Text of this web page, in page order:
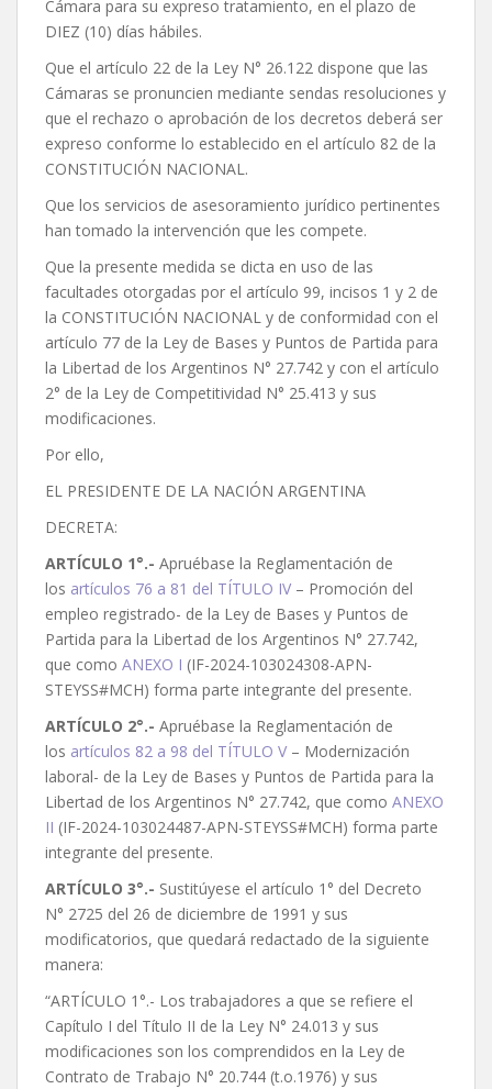
Cámara para su expreso tratamiento, en el plazo de
DIEZ (10) días hábiles.
Que el artículo 22 de la Ley N° 26.122 dispone que las
Cámaras se pronuncien mediante sendas resoluciones y
que el rechazo o aprobación de los decretos deberá ser
expreso conforme lo establecido en el artículo 82 de la
CONSTITUCIÓN NACIONAL.
Que los servicios de asesoramiento jurídico pertinentes
han tomado la intervención que les compete.
Que la presente medida se dicta en uso de las
facultades otorgadas por el artículo 99, incisos 1 y 2 de
la CONSTITUCIÓN NACIONAL y de conformidad con el
artículo 77 de la Ley de Bases y Puntos de Partida para
la Libertad de los Argentinos N° 27.742 y con el artículo
2° de la Ley de Competitividad N° 25.413 y sus
modificaciones.
Por ello,
EL PRESIDENTE DE LA NACIÓN ARGENTINA
DECRETA:
ARTÍCULO 1°.- Apruébase la Reglamentación de
los artículos 76 a 81 del TÍTULO IV – Promoción del
empleo registrado- de la Ley de Bases y Puntos de
Partida para la Libertad de los Argentinos N° 27.742,
que como ANEXO I (IF-2024-103024308-APN-
STEYSS#MCH) forma parte integrante del presente.
ARTÍCULO 2°.- Apruébase la Reglamentación de
los artículos 82 a 98 del TÍTULO V – Modernización
laboral- de la Ley de Bases y Puntos de Partida para la
Libertad de los Argentinos N° 27.742, que como ANEXO
II (IF-2024-103024487-APN-STEYSS#MCH) forma parte
integrante del presente.
ARTÍCULO 3°.- Sustitúyese el artículo 1° del Decreto
N° 2725 del 26 de diciembre de 1991 y sus
modificatorios, que quedará redactado de la siguiente
manera:
“ARTÍCULO 1°.- Los trabajadores a que se refiere el
Capítulo I del Título II de la Ley N° 24.013 y sus
modificaciones son los comprendidos en la Ley de
Contrato de Trabajo N° 20.744 (t.o.1976) y sus